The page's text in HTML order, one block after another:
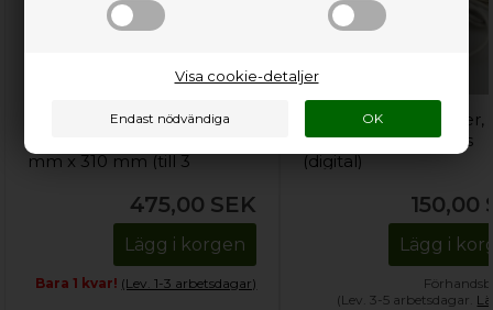
Visa cookie-detaljer
Flaskhållare, universal kyl
mm x 310 mm (till 3
475,00 SEK
Lägg i korgen
Bara 1 kvar! (Lev. 1-3 arbetsdagar)
Kylskåpstermometer,
universal kyl och frys
(digital)
150,00
Lägg i
(Lev. 3-5 arbetsdagar.